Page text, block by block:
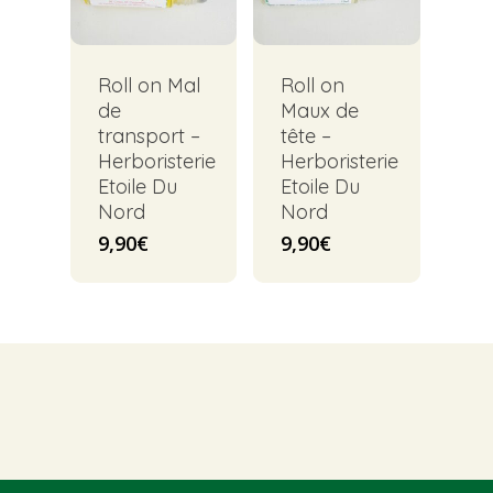
Roll on Mal
de
transport –
Herboristerie
Etoile Du
Nord
9,90€
Roll on
Maux de
tête –
Herboristerie
Etoile Du
Nord
9,90€